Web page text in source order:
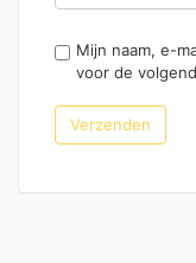
Mijn naam, e-
voor de